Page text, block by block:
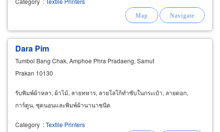
Dara Pim
Tumbol Bang Chak, Amphoe Phra Pradaeng, Samut
Prakan 10130
รับพิมพ์ผ้าหลา, ผ้าไม้, ลายทหาร, ลายโลโก้ทำซับในกระเป๋า, ลายดอก,
การ์ตูน, ชุดนอนและพิมพ์ผ้านานาชนิด
Category :Textile Printers